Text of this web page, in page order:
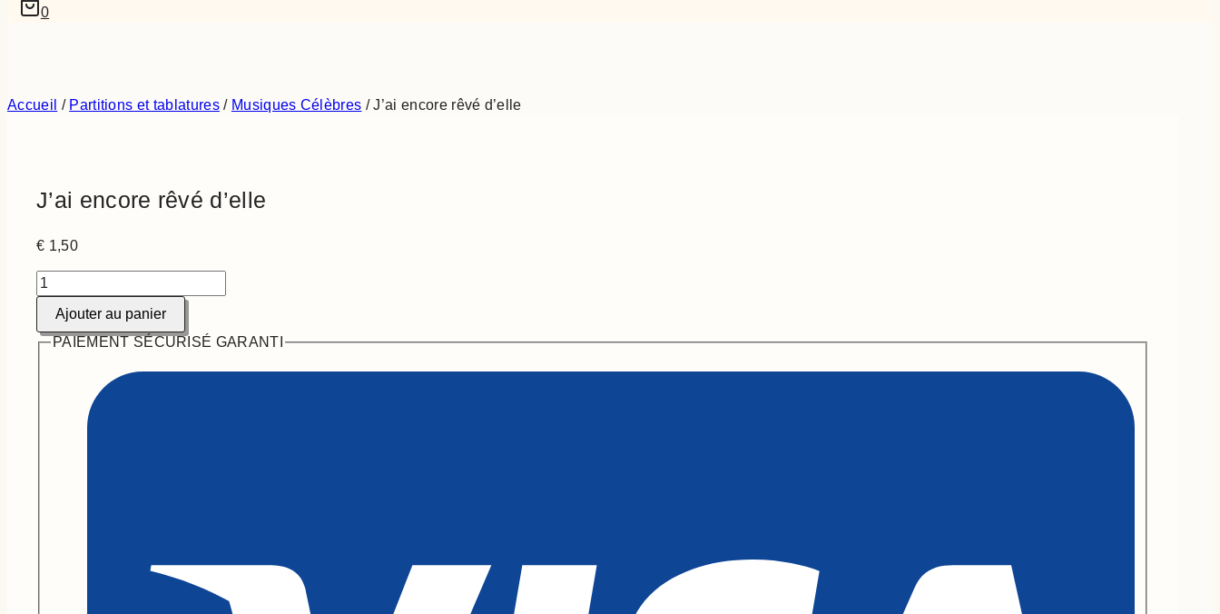
0
Accueil / Partitions et tablatures / Musiques Célèbres / J’ai encore rêvé d’elle
J’ai encore rêvé d’elle
€ 1,50
quantité
de
J'ai
encore
Ajouter au panier
PAIEMENT SÉCURISÉ GARANTI